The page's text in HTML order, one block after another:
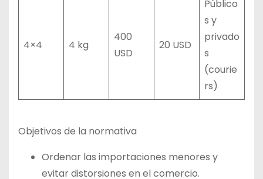
4×4 4 kg
400
USD
20 USD
Público
s y
privado
s
(courie
rs)
Objetivos de la normativa
Ordenar las importaciones menores y
evitar distorsiones en el comercio.